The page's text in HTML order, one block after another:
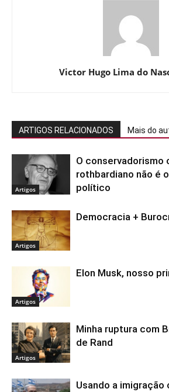
Victor Hugo Lima do
ARTIGOS RELACIONADOS Mais do
Artigos
O conservadorismo
rothbardiano não é
político
Artigos
Democracia +
Artigos
Elon Musk, nosso
Artigos
Minha ruptura com
de Rand
Usando a imigração